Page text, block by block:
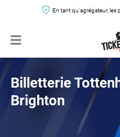
En tant qu'agrégateur, les
Billetterie
Brighton